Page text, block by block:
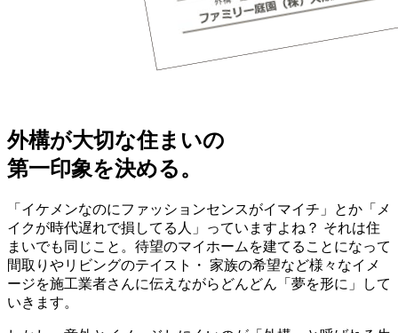
外構が大切な住まいの
第一印象を決める。
「イケメンなのにファッションセンスがイマイチ」とか「メ
イクが時代遅れで損してる人」っていますよね？ それは住
まいでも同じこと。待望のマイホームを建てることになって
間取りやリビングのテイスト・ 家族の希望など様々なイメ
ージを施工業者さんに伝えながらどんどん「夢を形に」して
いきます。